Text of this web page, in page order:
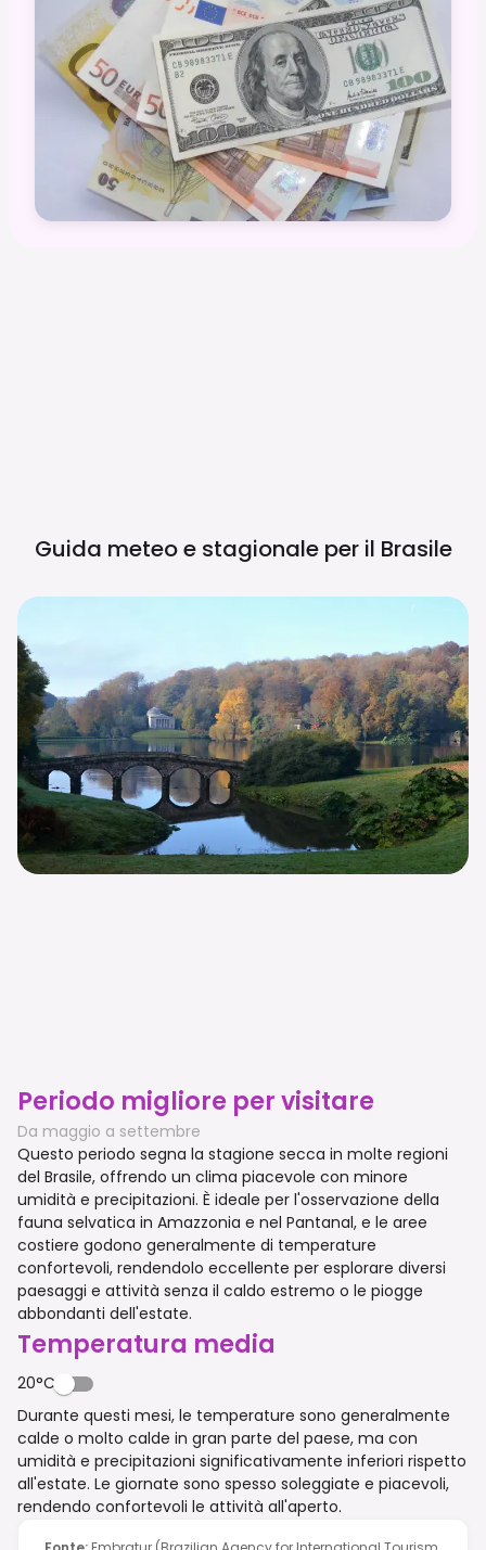
Guida meteo e stagionale per il Brasile
Periodo migliore per visitare
Da maggio a settembre
Questo periodo segna la stagione secca in molte regioni
del Brasile, offrendo un clima piacevole con minore
umidità e precipitazioni. È ideale per l'osservazione della
fauna selvatica in Amazzonia e nel Pantanal, e le aree
costiere godono generalmente di temperature
confortevoli, rendendolo eccellente per esplorare diversi
paesaggi e attività senza il caldo estremo o le piogge
abbondanti dell'estate.
Temperatura media
20°C
Durante questi mesi, le temperature sono generalmente
calde o molto calde in gran parte del paese, ma con
umidità e precipitazioni significativamente inferiori rispetto
all'estate. Le giornate sono spesso soleggiate e piacevoli,
rendendo confortevoli le attività all'aperto.